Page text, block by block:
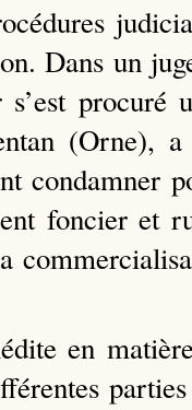
Dans un
procuré
(Orne),
condamner
foncier et
en